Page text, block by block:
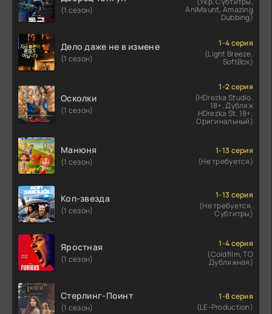
(1 сезон) AniMaunt, Amazing
Dubbing)
Дело даже не в измене
(1 сезон)
1-4 серия
(Light Breeze,
SoftBox)
Осколки
(1 сезон)
1-2 серия
(HDrezka Studio.
18+, Дубляж
HDrezka St. 18+,
Оригинальный)
Манюня
(1 сезон)
1-13 серия
(Не требуется)
Коп-звезда
(1 сезон)
1-13 серия
(Не требуется,
Субтитры)
Яростная
(1 сезон)
1-4 серия
(Coldfilm, ТО
Дубляжная)
Стерлинг-Поинт
(1 сезон)
1-8 серия
(LE-Production)